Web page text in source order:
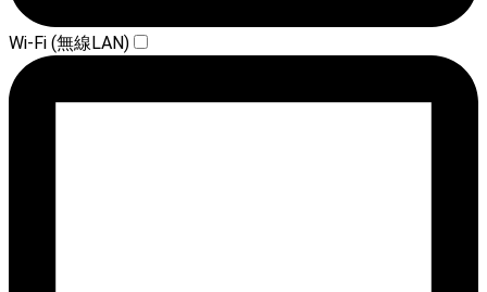
Wi-Fi (無線LAN)